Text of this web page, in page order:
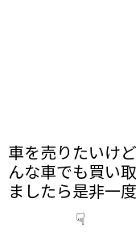
車を売りたいけ
んな車でも買い
ましたら是非一
☟